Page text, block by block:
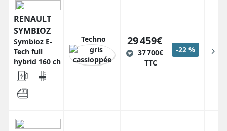
RENAULT
SYMBIOZ
Symbioz E-
Tech full
hybrid 160 ch
Techno 29 459€
37 700€
TTC
-22 %